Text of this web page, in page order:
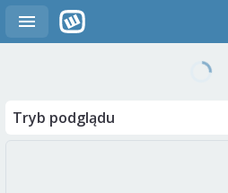
Tryb podglądu